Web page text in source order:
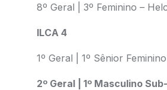
8º Geral | 3º Feminino –
ILCA 4
1º Geral | 1º Sênior
2º Geral | 1º Masculino